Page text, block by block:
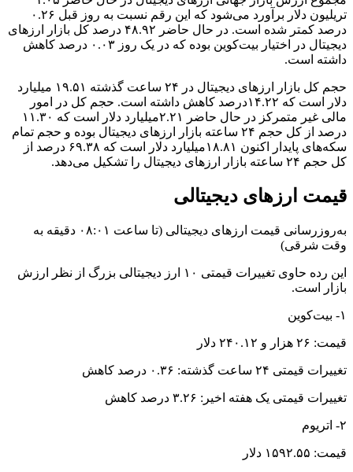
تریلیون دلار برآورد می‌شود که این رقم نسبت به روز قبل ۰.۲۶
درصد کمتر شده است. در حال حاضر ۴۸.۹۲ درصد کل بازار ارزهای
دیجیتال در اختیار بیت‌کوین بوده که در یک روز ۰.۰۳ درصد کاهش
داشته است.
حجم کل بازار ارزهای دیجیتال در ۲۴ ساعت گذشته ۱۹.۵۱ میلیارد
دلار است که ۱۴.۲۲درصد کاهش داشته است. حجم کل در امور
مالی غیر متمرکز در حال حاضر ۲.۲۱میلیارد دلار است که ۱۱.۳۰
درصد از کل حجم ۲۴ ساعته بازار ارزهای دیجیتال بوده و حجم تمام
سکه‌های پایدار اکنون ۱۸.۸۱میلیارد دلار است که ۶۹.۳۸ درصد از
کل حجم ۲۴ ساعته بازار ارزهای دیجیتال را تشکیل می‌دهد.
قیمت ارزهای دیجیتالی
به‌روزرسانی قیمت ارزهای دیجیتالی (تا ساعت ۰۸:۰۱ دقیقه به
وقت شرقی)
این رده حاوی تغییرات قیمتی ۱۰ ارز دیجیتالی بزرگ از نظر ارزش
بازار است.
۱- بیت‌کوین
قیمت: ۲۶ هزار و ۲۴۰.۱۲ دلار
تغییرات قیمتی ۲۴ ساعت گذشته: ۰.۳۶ درصد کاهش
تغییرات قیمتی یک هفته اخیر: ۳.۲۶ درصد کاهش
۲- اتریوم
قیمت: ۱۵۹۲.۵۵ دلار